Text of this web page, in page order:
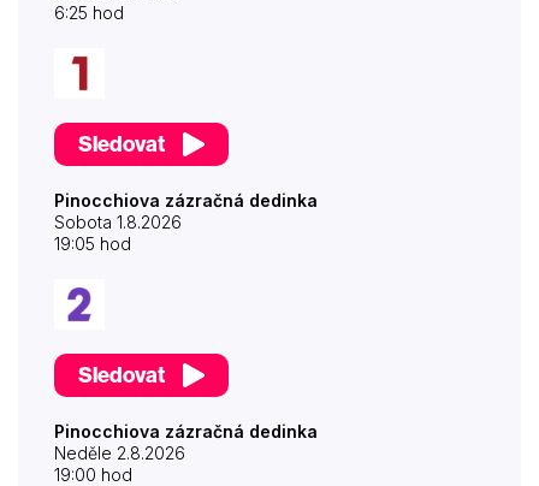
6:25 hod
Sledovat
Pinocchiova zázračná dedinka
Sobota 1.8.2026
19:05 hod
Sledovat
Pinocchiova zázračná dedinka
Neděle 2.8.2026
19:00 hod